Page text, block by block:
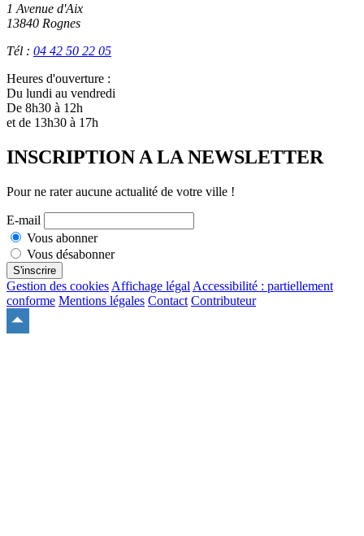
1 Avenue d'Aix
13840 Rognes
Tél : 04 42 50 22 05
Heures d'ouverture :
Du lundi au vendredi
De 8h30 à 12h
et de 13h30 à 17h
INSCRIPTION A LA NEWSLETTER
Pour ne rater aucune actualité de votre ville !
E-mail
Vous abonner
Vous désabonner
S'inscrire
Gestion des cookies Affichage légal Accessibilité : partiellement
conforme Mentions légales Contact Contributeur